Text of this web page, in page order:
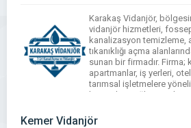
Karakaş Vidanjör,
vidanjör hizmetleri,
kanalizasyon temizleme,
tıkanıklığı açma
sunan bir firmadır. Firma;
apartmanlar, iş yerleri,
tarımsal işletmelere
hizmetleri sağlar. Modern
çevre kurallarına […]
Kemer Vidanjör